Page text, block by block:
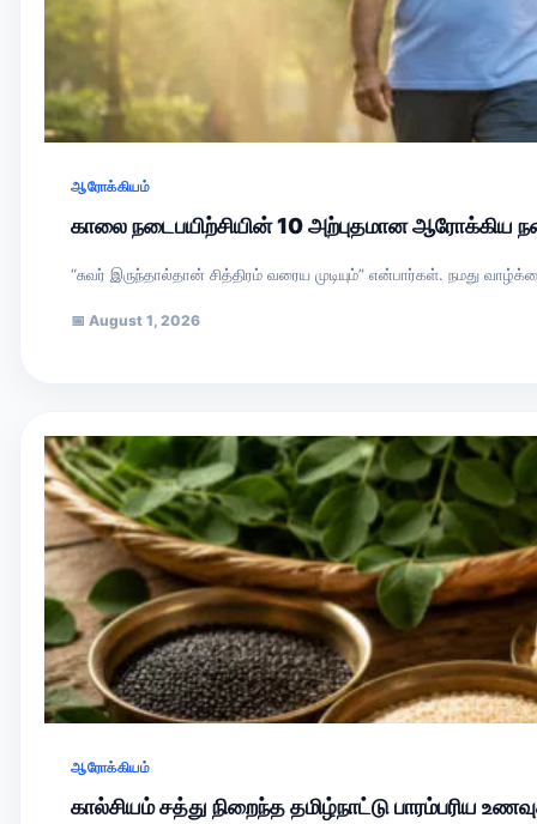
ஆரோக்கியம்
காலை நடைபயிற்சியின் 10 அற்புதமான ஆரோக்கிய
“சுவர் இருந்தால்தான் சித்திரம் வரைய முடியும்” என்பார்கள்.
📅 August 1, 2026
ஆரோக்கியம்
கால்சியம் சத்து நிறைந்த தமிழ்நாட்டு பாரம்பரிய